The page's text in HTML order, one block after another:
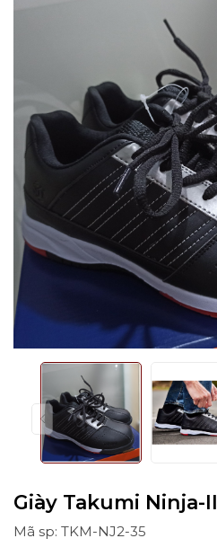
Giày Takumi Ninja-II
Mã sp: TKM-NJ2-35